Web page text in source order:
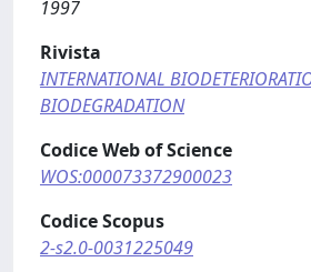
1997
Rivista
INTERNATIONAL
BIODEGRADATION
Codice Web of Science
WOS:000073372900023
Codice Scopus
2-s2.0-0031225049